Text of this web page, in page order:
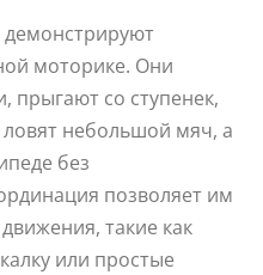
моторике. Они
прыгают со ступенек,
ловят небольшой мяч, а
без
позволяет им
такие как
или простые